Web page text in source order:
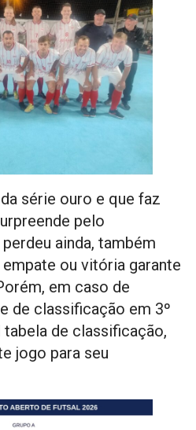
série ouro e que faz
pelo
ainda, também
ou vitória garante
em caso de
de classificação em 3º
tabela de classificação,
jogo para seu